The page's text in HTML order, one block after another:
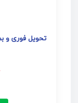
تحویل فوری و